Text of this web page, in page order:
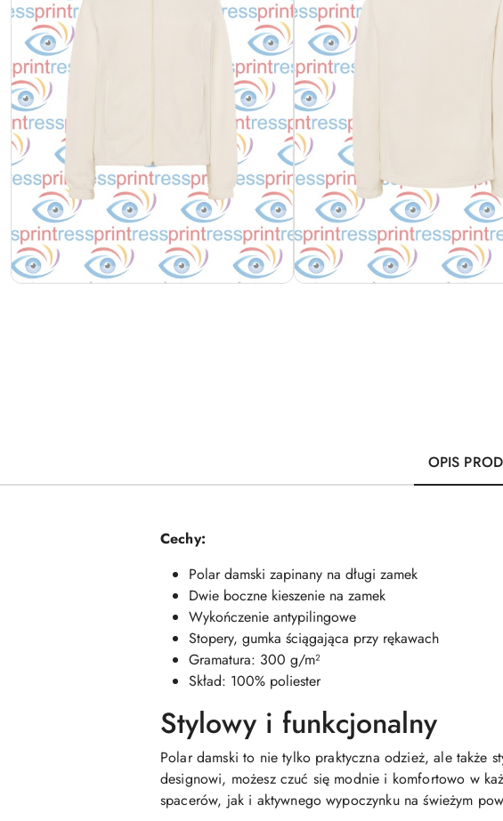
OPIS
Cechy:
Polar damski zapinany na długi zamek
Dwie boczne kieszenie na zamek
Wykończenie antypilingowe
Stopery, gumka ściągająca przy rękawach
Gramatura: 300 g/m²
Skład: 100% poliester
Stylowy i funkcjonalny
Polar damski to nie tylko praktyczna odzież, ale także
designowi, możesz czuć się modnie i komfortowo w
spacerów, jak i aktywnego wypoczynku na świeżym